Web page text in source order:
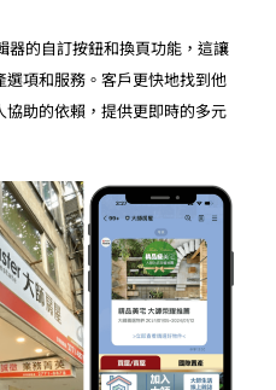
器的自訂按鈕和換頁功能，這讓
項和服務。客戶更快地找到他
助的依賴，提供更即時的多元